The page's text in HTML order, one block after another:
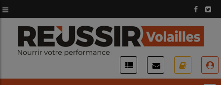
au
contenu
principal